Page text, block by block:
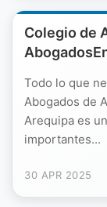
Colegio de
Todo lo que
Abogados de
Arequipa es
importantes...
30 APR 2025